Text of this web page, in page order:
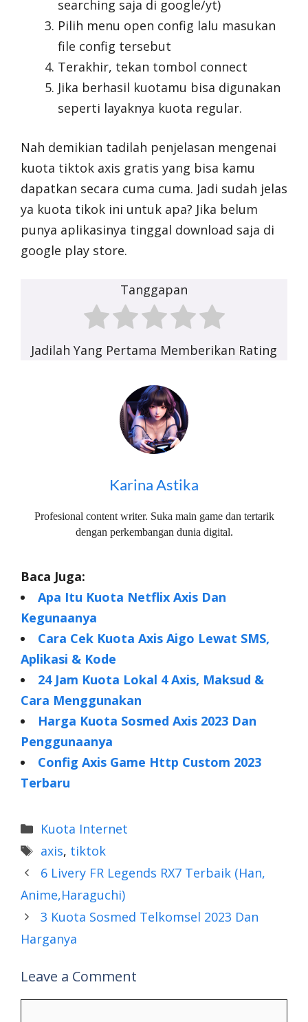
searching saja di google/yt)
Pilih menu open config lalu masukan
file config tersebut
Terakhir, tekan tombol connect
Jika berhasil kuotamu bisa digunakan
seperti layaknya kuota regular.
Nah demikian tadilah penjelasan mengenai
kuota tiktok axis gratis yang bisa kamu
dapatkan secara cuma cuma. Jadi sudah jelas
ya kuota tikok ini untuk apa? Jika belum
punya aplikasinya tinggal download saja di
google play store.
Tanggapan
Jadilah Yang Pertama Memberikan Rating
Karina Astika
Profesional content writer. Suka main game dan tertarik
dengan perkembangan dunia digital.
Baca Juga:
Apa Itu Kuota Netflix Axis Dan
Kegunaanya
Cara Cek Kuota Axis Aigo Lewat SMS,
Aplikasi & Kode
24 Jam Kuota Lokal 4 Axis, Maksud &
Cara Menggunakan
Harga Kuota Sosmed Axis 2023 Dan
Penggunaanya
Config Axis Game Http Custom 2023
Terbaru
Categories
Kuota Internet
Tags
axis, tiktok
6 Livery FR Legends RX7 Terbaik (Han,
Anime,Haraguchi)
3 Kuota Sosmed Telkomsel 2023 Dan
Harganya
Leave a Comment